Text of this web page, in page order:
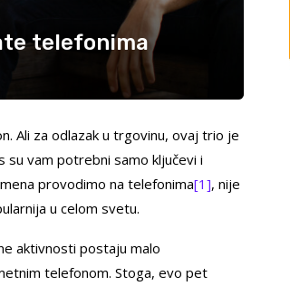
telefonima
Ali za odlazak u trgovinu, ovaj trio je
su vam potrebni samo ključevi i
provodimo na telefonima[1], nije
u celom svetu.
aktivnosti postaju malo
telefonom. Stoga, evo pet